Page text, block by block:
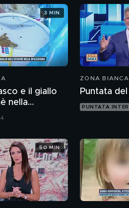
e il giallo
nella
3 MIN
ZONA BIANCA
Puntata
PUNTATA
50 MIN